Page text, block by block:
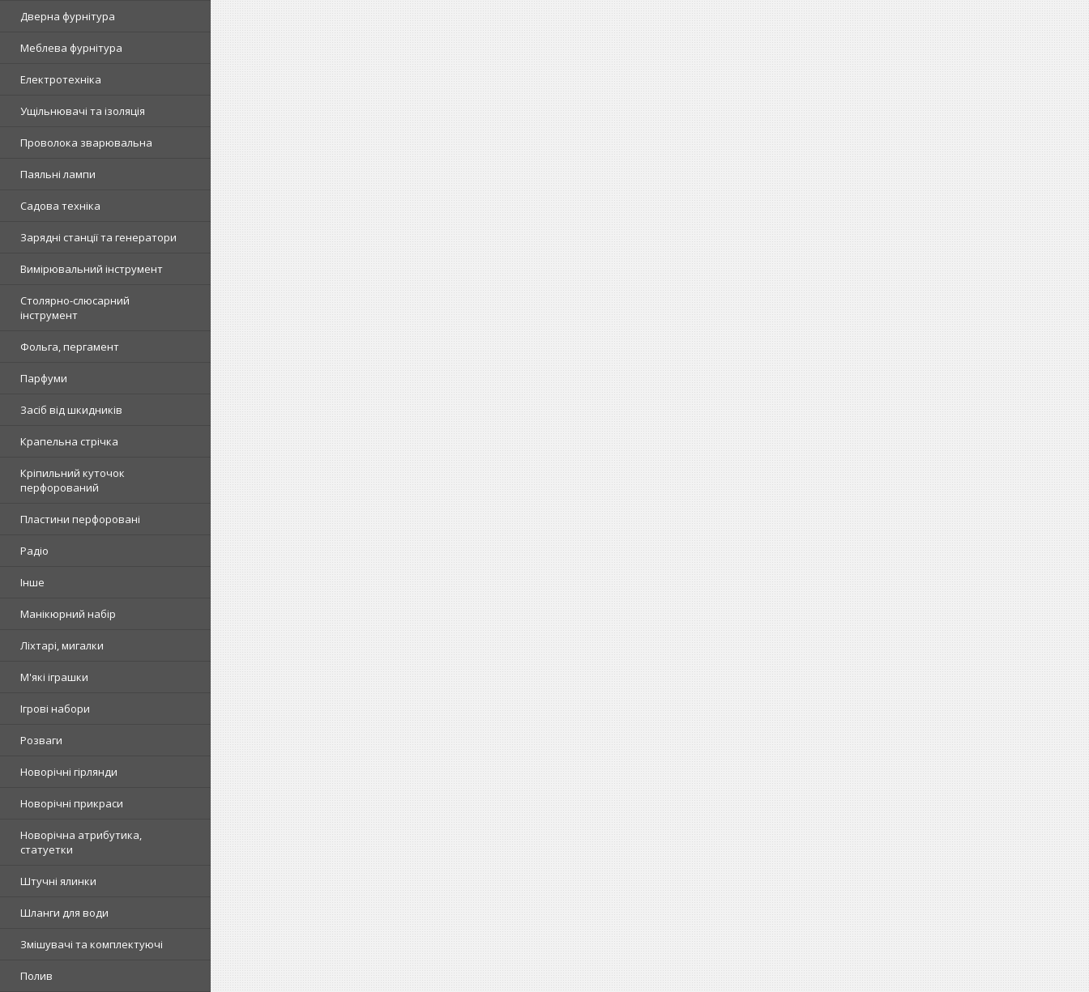
Дверна фурнітура
Меблева фурнітура
Електротехніка
Ущільнювачі та ізоляція
Проволока зварювальна
Паяльні лампи
Садова техніка
Зарядні станції та генератори
Вимірювальний інструмент
Столярно-слюсарний
інструмент
Фольга, пергамент
Парфуми
Засіб від шкидників
Крапельна стрічка
Кріпильний куточок
перфорований
Пластини перфоровані
Радіо
Інше
Манікюрний набір
Ліхтарі, мигалки
М'які іграшки
Ігрові набори
Розваги
Новорічні гірлянди
Новорічні прикраси
Новорічна атрибутика,
статуетки
Штучні ялинки
Шланги для води
Змішувачі та комплектуючі
Полив